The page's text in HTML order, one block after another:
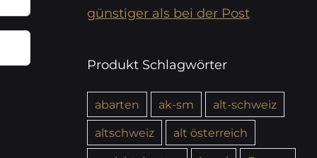
günstiger als bei der Post
Produkt Schlagwörter
abarten ak-sm
alt-schweiz
altschweiz
alt österreich